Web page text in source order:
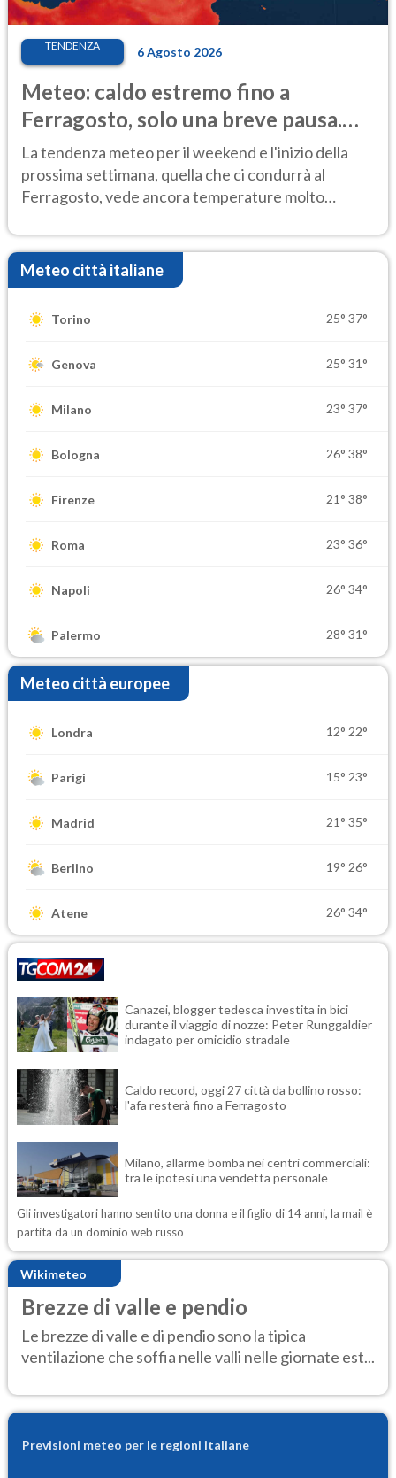
TENDENZA 6 Agosto 2026
Meteo: caldo estremo fino a
Ferragosto, solo una breve pausa.
Ecco dove
La tendenza meteo per il weekend e l'inizio della
prossima settimana, quella che ci condurrà al
Ferragosto, vede ancora temperature molto
Meteo città italiane
Torino 25° 37°
Genova 25° 31°
Milano 23° 37°
Bologna 26° 38°
Firenze 21° 38°
Roma 23° 36°
Napoli 26° 34°
Palermo 28° 31°
Meteo città europee
Londra 12° 22°
Parigi 15° 23°
Madrid 21° 35°
Berlino 19° 26°
Atene 26° 34°
Canazei, blogger tedesca investita in bici
durante il viaggio di nozze: Peter Runggaldier
indagato per omicidio stradale
Caldo record, oggi 27 città da bollino rosso:
l'afa resterà fino a Ferragosto
Milano, allarme bomba nei centri commerciali:
tra le ipotesi una vendetta personale
Gli investigatori hanno sentito una donna e il figlio di 14 anni, la mail è
partita da un dominio web russo
Wikimeteo
Brezze di valle e pendio
Le brezze di valle e di pendio sono la tipica
ventilazione che soffia nelle valli nelle giornate est...
Previsioni meteo per le regioni italiane